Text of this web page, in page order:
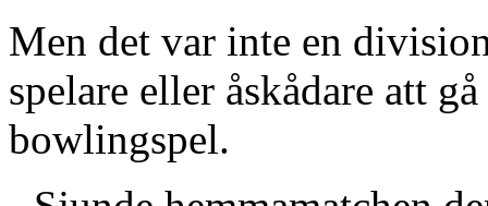
Men det var inte en
spelare eller åskådare att
bowlingspel.